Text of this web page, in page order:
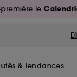
première le
& Tendances